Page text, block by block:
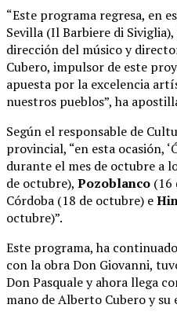
“Este programa regresa, en
Sevilla (Il Barbiere di
dirección del músico y
Cubero, impulsor de este
apuesta por la excelencia
nuestros pueblos”, ha
Según el responsable de
provincial, “en esta ocasión,
durante el mes de octubre a
de octubre), Pozoblanco (16
Córdoba (18 de octubre) e
octubre)”.
Este programa, ha
con la obra Don Giovanni,
Don Pasquale y ahora llega
mano de Alberto Cubero y su